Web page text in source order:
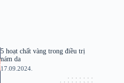
5 hoạt chất vàng trong điều trị
nám da
17.09.2024.